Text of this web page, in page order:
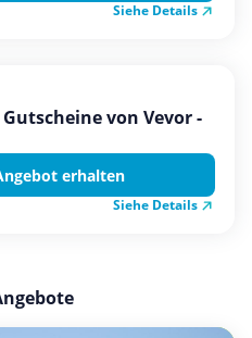
Siehe Details
von Vevor -
erhalten
Siehe Details